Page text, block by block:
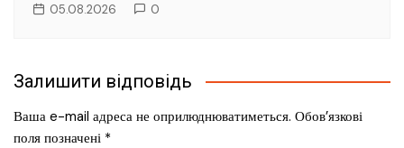
05.08.2026 0
Залишити відповідь
Ваша e-mail адреса не оприлюднюватиметься. Обов’язкові
поля позначені *